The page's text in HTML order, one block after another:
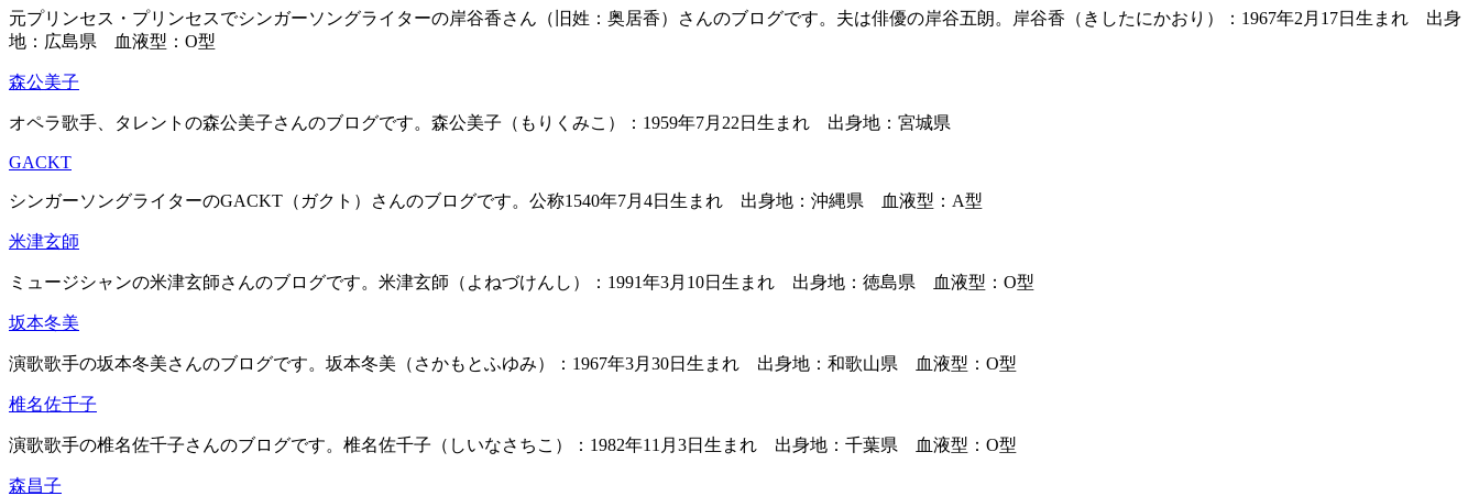
元プリンセス・プリンセスでシンガーソングライターの岸谷香さん（旧姓：奥居香）さんのブログです。夫は俳優の岸谷五朗。岸谷香（きしたにかおり）：1967年2月17日生まれ 出身
地：広島県 血液型：O型
森公美子
オペラ歌手、タレントの森公美子さんのブログです。森公美子（もりくみこ）：1959年7月22日生まれ 出身地：宮城県
GACKT
シンガーソングライターのGACKT（ガクト）さんのブログです。公称1540年7月4日生まれ 出身地：沖縄県 血液型：A型
米津玄師
ミュージシャンの米津玄師さんのブログです。米津玄師（よねづけんし）：1991年3月10日生まれ 出身地：徳島県 血液型：O型
坂本冬美
演歌歌手の坂本冬美さんのブログです。坂本冬美（さかもとふゆみ）：1967年3月30日生まれ 出身地：和歌山県 血液型：O型
椎名佐千子
演歌歌手の椎名佐千子さんのブログです。椎名佐千子（しいなさちこ）：1982年11月3日生まれ 出身地：千葉県 血液型：O型
森昌子